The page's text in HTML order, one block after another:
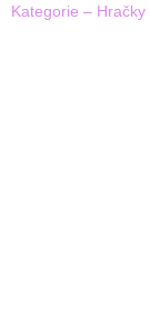
Kategorie – Hračky